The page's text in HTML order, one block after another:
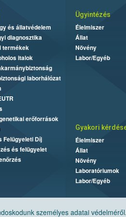
személyes adatai
és állatvédelem
diagnosztika
termékek
italok
laborhálózat
erőforrások
Felügyeleti Díj
és felügyelet
Ügyintézés
Élelmiszer
Állat
Növény
Labor/Egyéb
Gyakori
Élelmiszer
Állat
Növény
Laboratóriumok
Labor/Egyéb